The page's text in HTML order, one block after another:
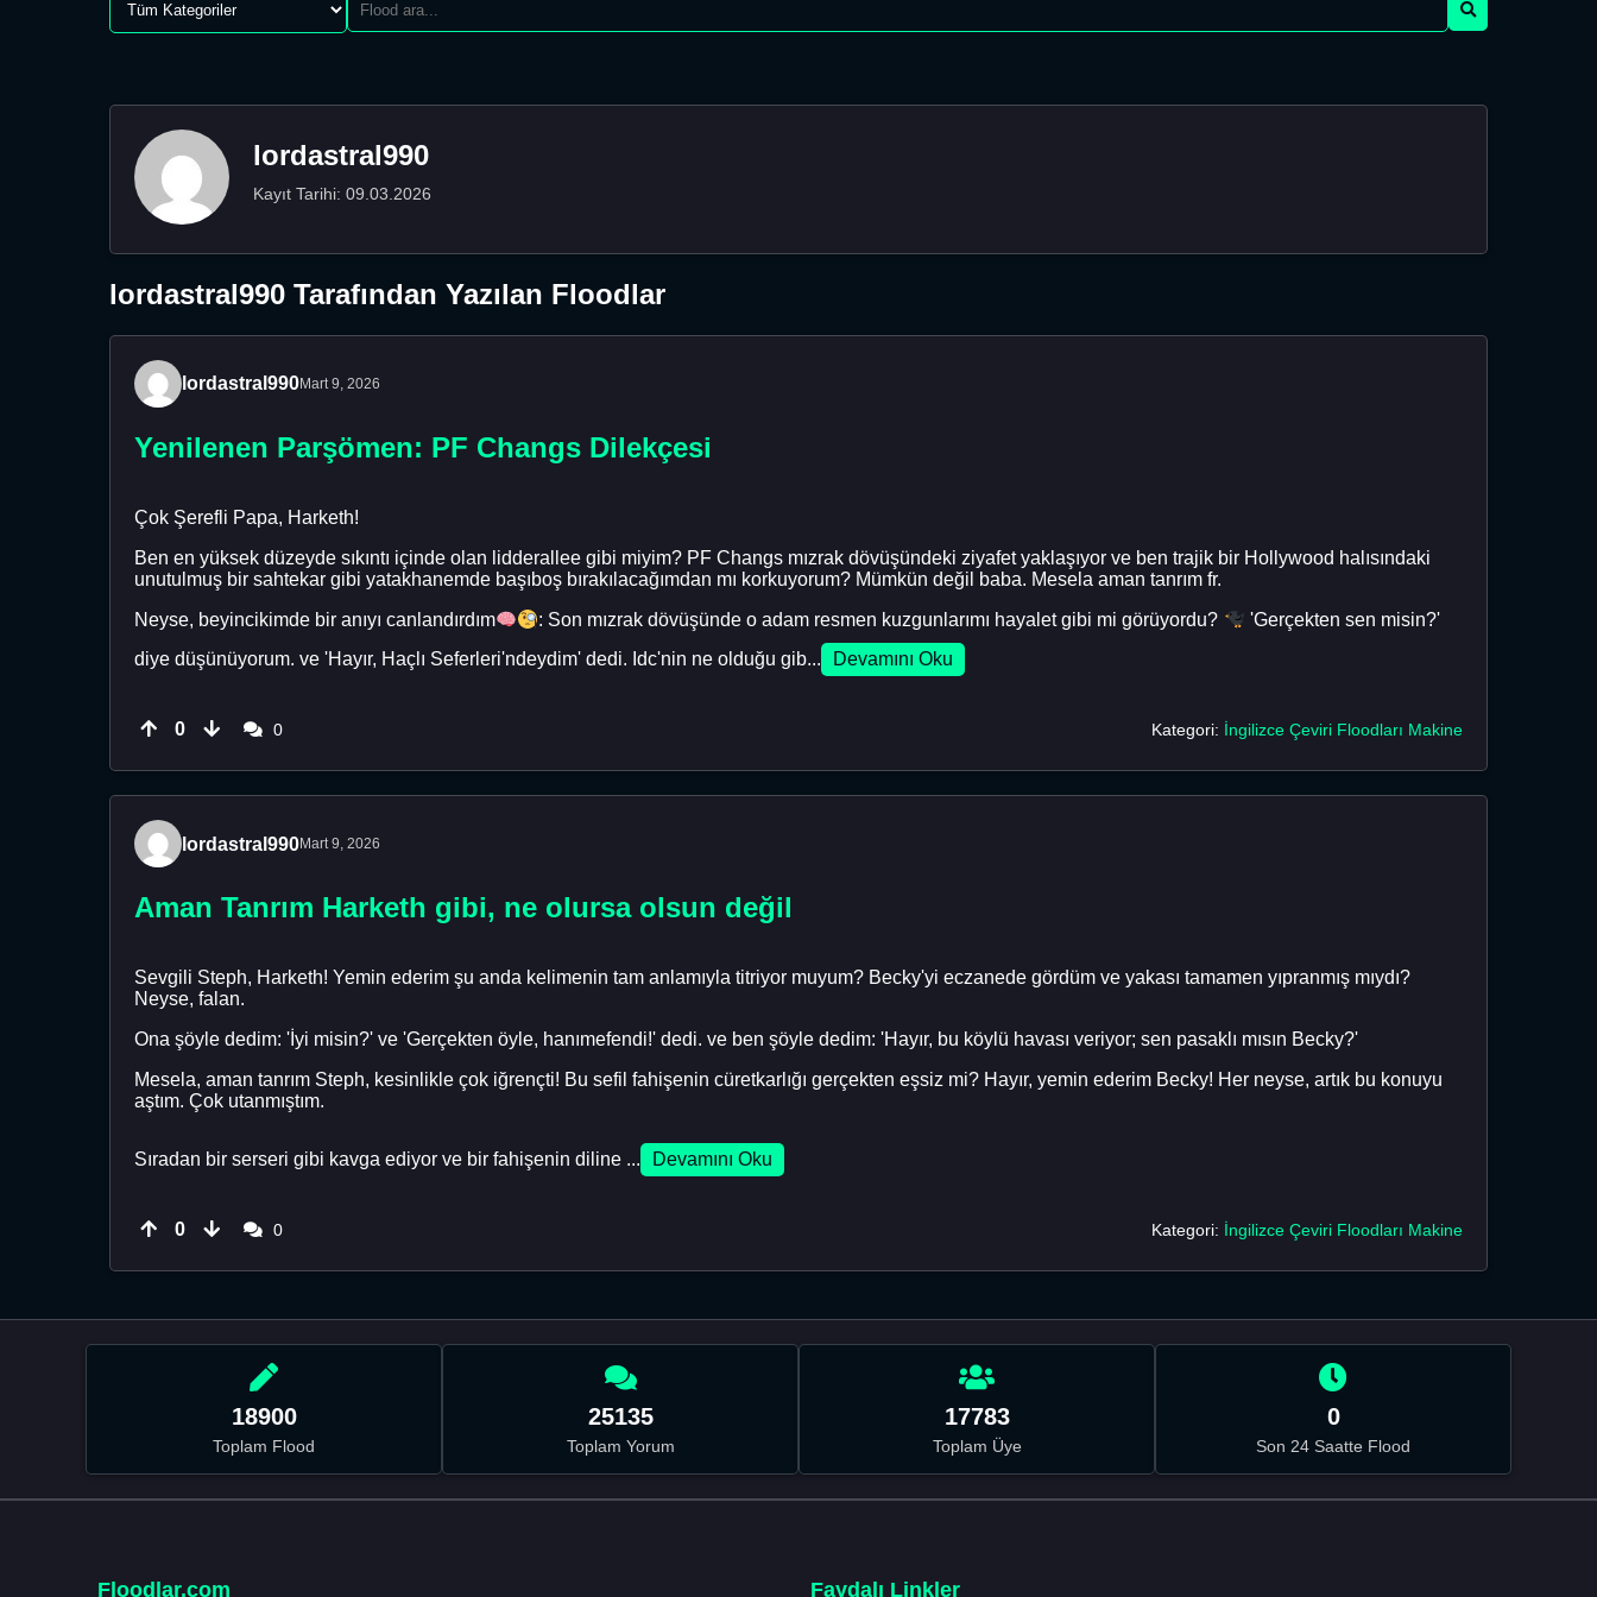
lordastral990
Kayıt Tarihi: 09.03.2026
lordastral990 Tarafından Yazılan Floodlar
lordastral990Mart 9, 2026
Yenilenen Parşömen: PF Changs Dilekçesi
Çok Şerefli Papa, Harketh!
Ben en yüksek düzeyde sıkıntı içinde olan lidderallee gibi miyim? PF Changs mızrak dövüşündeki ziyafet yaklaşıyor ve ben trajik bir Hollywood halısındaki
unutulmuş bir sahtekar gibi yatakhanemde başıboş bırakılacağımdan mı korkuyorum? Mümkün değil baba. Mesela aman tanrım fr.
Neyse, beyincikimde bir anıyı canlandırdım : Son mızrak dövüşünde o adam resmen kuzgunlarımı hayalet gibi mi görüyordu?
'Gerçekten sen misin?'
diye düşünüyorum. ve 'Hayır, Haçlı Seferleri'ndeydim' dedi. Idc'nin ne olduğu gib...
Devamını Oku
0 0 Kategori: İngilizce Çeviri Floodları Makine
lordastral990Mart 9, 2026
Aman Tanrım Harketh gibi, ne olursa olsun değil
Sevgili Steph, Harketh! Yemin ederim şu anda kelimenin tam anlamıyla titriyor muyum? Becky'yi eczanede gördüm ve yakası tamamen yıpranmış mıydı?
Neyse, falan.
Ona şöyle dedim: 'İyi misin?' ve 'Gerçekten öyle, hanımefendi!' dedi. ve ben şöyle dedim: 'Hayır, bu köylü havası veriyor; sen pasaklı mısın Becky?'
Mesela, aman tanrım Steph, kesinlikle çok iğrençti! Bu sefil fahişenin cüretkarlığı gerçekten eşsiz mi? Hayır, yemin ederim Becky! Her neyse, artık bu konuyu
aştım. Çok utanmıştım.
Sıradan bir serseri gibi kavga ediyor ve bir fahişenin diline ... Devamını Oku
0 0 Kategori: İngilizce Çeviri Floodları Makine
18900
Toplam Flood
25135
Toplam Yorum
17783
Toplam Üye
0
Son 24 Saatte Flood
Floodlar.com Faydalı Linkler